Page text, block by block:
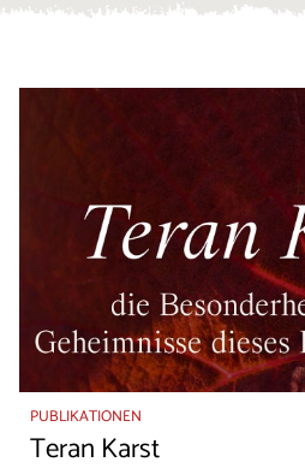
PUBLIKATIONEN
Teran Karst